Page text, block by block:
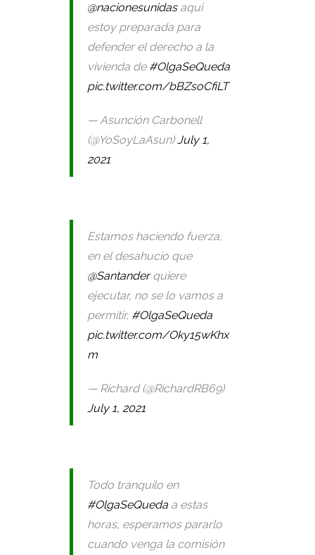
@nacionesunidasaqui
estoy preparada para
defender el derecho a la
vivienda de #OlgaSeQueda
pic.twitter.com/bBZsoCfiLT
— Asunción Carbonell
(@YoSoyLaAsun)July 1,
2021
Estamos haciendo fuerza,
en el desahucio que
@Santanderquiere
ejecutar, no se lo vamos a
permitir, #OlgaSeQueda
pic.twitter.com/Oky15wKhx
m
— Richard (@RichardRB69)
July 1, 2021
Todo tranquilo en
#OlgaSeQueda a estas
horas, esperamos pararlo
cuando venga la comisión